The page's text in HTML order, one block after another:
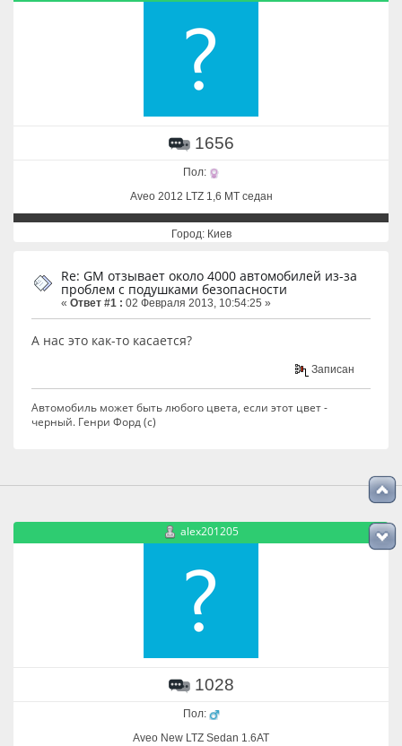
1656
Пол:
Aveo 2012 LTZ 1,6 MT седан
Город: Киев
Re: GM отзывает около 4000 автомобилей из-за
проблем с подушками безопасности
« Ответ #1 : 02 Февраля 2013, 10:54:25 »
А нас это как-то касается?
Записан
Автомобиль может быть любого цвета, если этот цвет -
черный. Генри Форд (с)
alex201205
1028
Пол:
Aveo New LTZ Sedan 1.6AT